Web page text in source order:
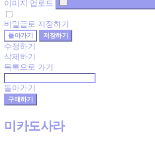
이미지 업로드
비밀글로 지정하기
돌아가기 저장하기
수정하기
삭제하기
목록으로 가기
돌아가기
구매하기
미카도사라